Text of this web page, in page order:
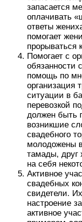
запасается
оплачивать
ответы
помогает
прорываться
Помогает с
обязанности
помощь по
организация
ситуации в
перевозкой
должен быть
возникшие
свадебного
молодожены
тамады, друг
на себя
Активное
свадебных
свидетели.
настроение
активное